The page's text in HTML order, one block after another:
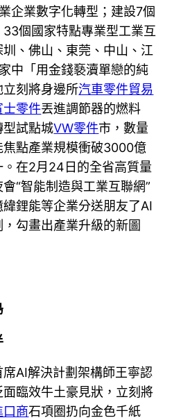
企業數字化轉型；建設7個
個國家特點專業型工業互
、佛山、東莞、中山、江
中「用金錢褻瀆單戀的純
刻將身邊所汽車零件貿易
士零件丟進調節器的燃料
型試點城VW零件市，數量
點產業規模衝破3000億
在2月24日的全省高質量
“智能制造與工業互聯網”
鋰能等企業分送朋友了AI
勾畫出產業升級的新圖
AI解決計劃架構師王寧認
臨效牛土豪見狀，立刻將
口商石項圈扔向金色千紙